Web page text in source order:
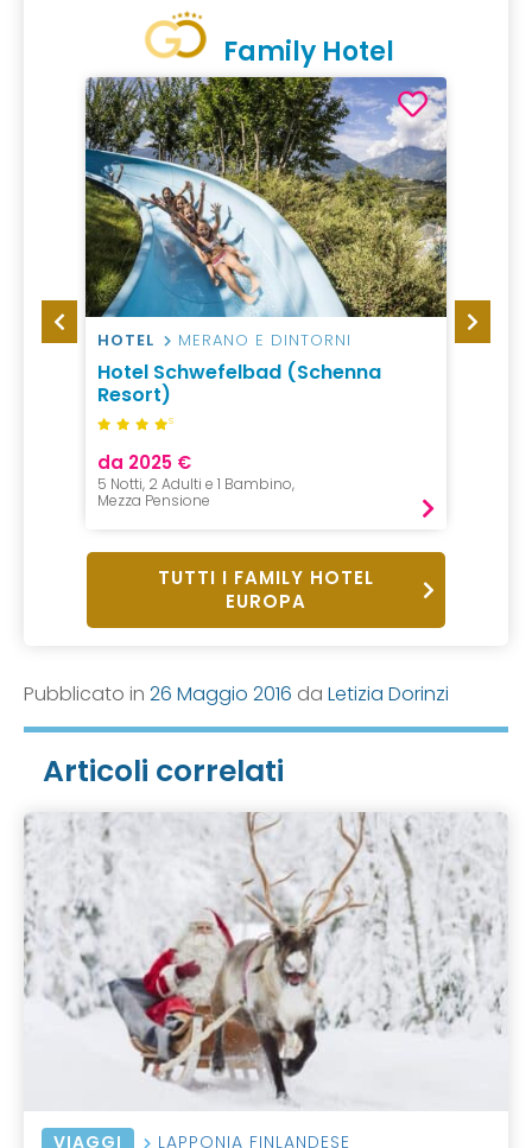
Family Hotel
HOTEL MERANO E DINTORNI
Hotel Schwefelbad (Schenna
Resort)
S
da 2025 €
5 Notti, 2 Adulti e 1 Bambino,
Mezza Pensione
HOTEL
TUTTI I FAMILY HOTEL
EUROPA
Pubblicato in 26 Maggio 2016 da Letizia Dorinzi
Articoli correlati
VIAGGI LAPPONIA FINLANDESE